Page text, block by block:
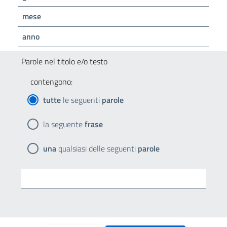
mese
anno
Parole nel titolo e/o testo
contengono:
tutte le seguenti parole
la seguentefrase
unaqualsiasi delle seguenti parole